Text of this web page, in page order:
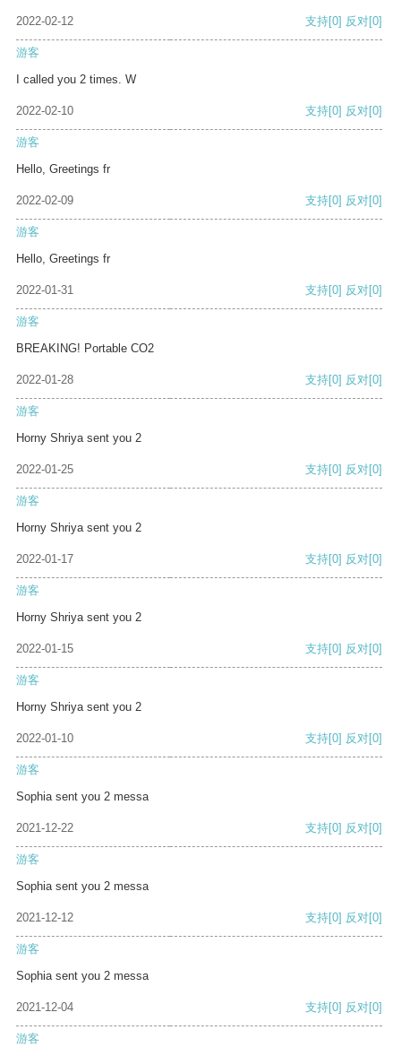
2022-02-12 支持[0] 反对[0]
游客
I called you 2 times. W
2022-02-10 支持[0] 反对[0]
游客
Hello, Greetings fr
2022-02-09 支持[0] 反对[0]
游客
Hello, Greetings fr
2022-01-31 支持[0] 反对[0]
游客
BREAKING! Portable CO2
2022-01-28 支持[0] 反对[0]
游客
Horny Shriya sent you 2
2022-01-25 支持[0] 反对[0]
游客
Horny Shriya sent you 2
2022-01-17 支持[0] 反对[0]
游客
Horny Shriya sent you 2
2022-01-15 支持[0] 反对[0]
游客
Horny Shriya sent you 2
2022-01-10 支持[0] 反对[0]
游客
Sophia sent you 2 messa
2021-12-22 支持[0] 反对[0]
游客
Sophia sent you 2 messa
2021-12-12 支持[0] 反对[0]
游客
Sophia sent you 2 messa
2021-12-04 支持[0] 反对[0]
游客